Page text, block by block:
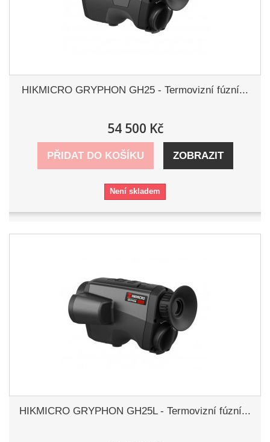
HIKMICRO GRYPHON GH25 - Termovizní fúzní...
54 500 Kč
PŘIDAT DO KOŠÍKU ZOBRAZIT
Není skladem
HIKMICRO GRYPHON GH25L - Termovizní fúzní...